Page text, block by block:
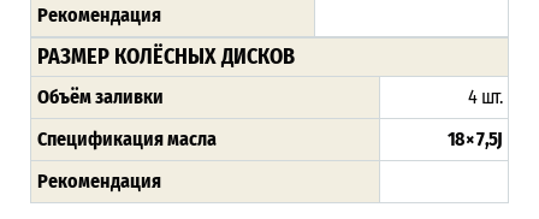
Рекомендация
РАЗМЕР КОЛЁСНЫХ ДИСКОВ
Объём заливки
4 шт.
Спецификация масла
18 × 7,5J
Рекомендация